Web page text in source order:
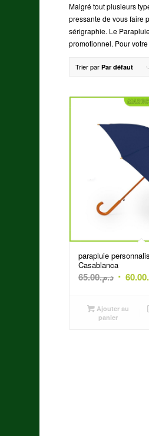
Malgré tout plusieurs
pressante de vous faire
sérigraphie. Le
promotionnel. Pour
Trier parPar défaut
parapluie
Casablanca
د.م.65.00
Le
initial
était :
60.00
Ajouter au
panier